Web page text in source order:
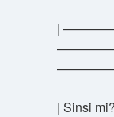
|
| Sinsi